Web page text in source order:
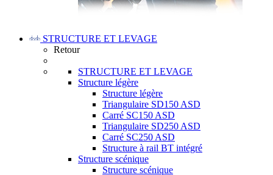
STRUCTURE ET LEVAGE
Retour
STRUCTURE ET LEVAGE
Structure légère
Structure légère
Triangulaire SD150 ASD
Carré SC150 ASD
Triangulaire SD250 ASD
Carré SC250 ASD
Structure à rail BT intégré
Structure scénique
Structure scénique